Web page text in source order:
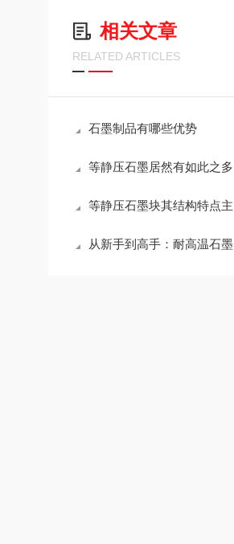
相关文章
RELATED ARTICLES
石墨制品有哪些优势
等静压石墨居然有如此之多的作用
等静压石墨块其结构特点主要体现在以下几个方面
从新手到高手：耐高温石墨坩埚使用全攻略，让你的工作更出色！